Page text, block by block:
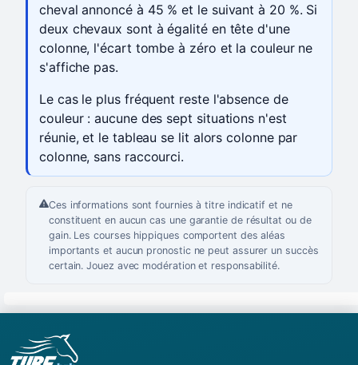
cheval annoncé à 45 % et le suivant à 20 %. Si
deux chevaux sont à égalité en tête d'une
colonne, l'écart tombe à zéro et la couleur ne
s'affiche pas.
Le cas le plus fréquent reste l'absence de
couleur : aucune des sept situations n'est
réunie, et le tableau se lit alors colonne par
colonne, sans raccourci.
Ces informations sont fournies à titre indicatif et ne
constituent en aucun cas une garantie de résultat ou de
gain. Les courses hippiques comportent des aléas
importants et aucun pronostic ne peut assurer un succès
certain. Jouez avec modération et responsabilité.